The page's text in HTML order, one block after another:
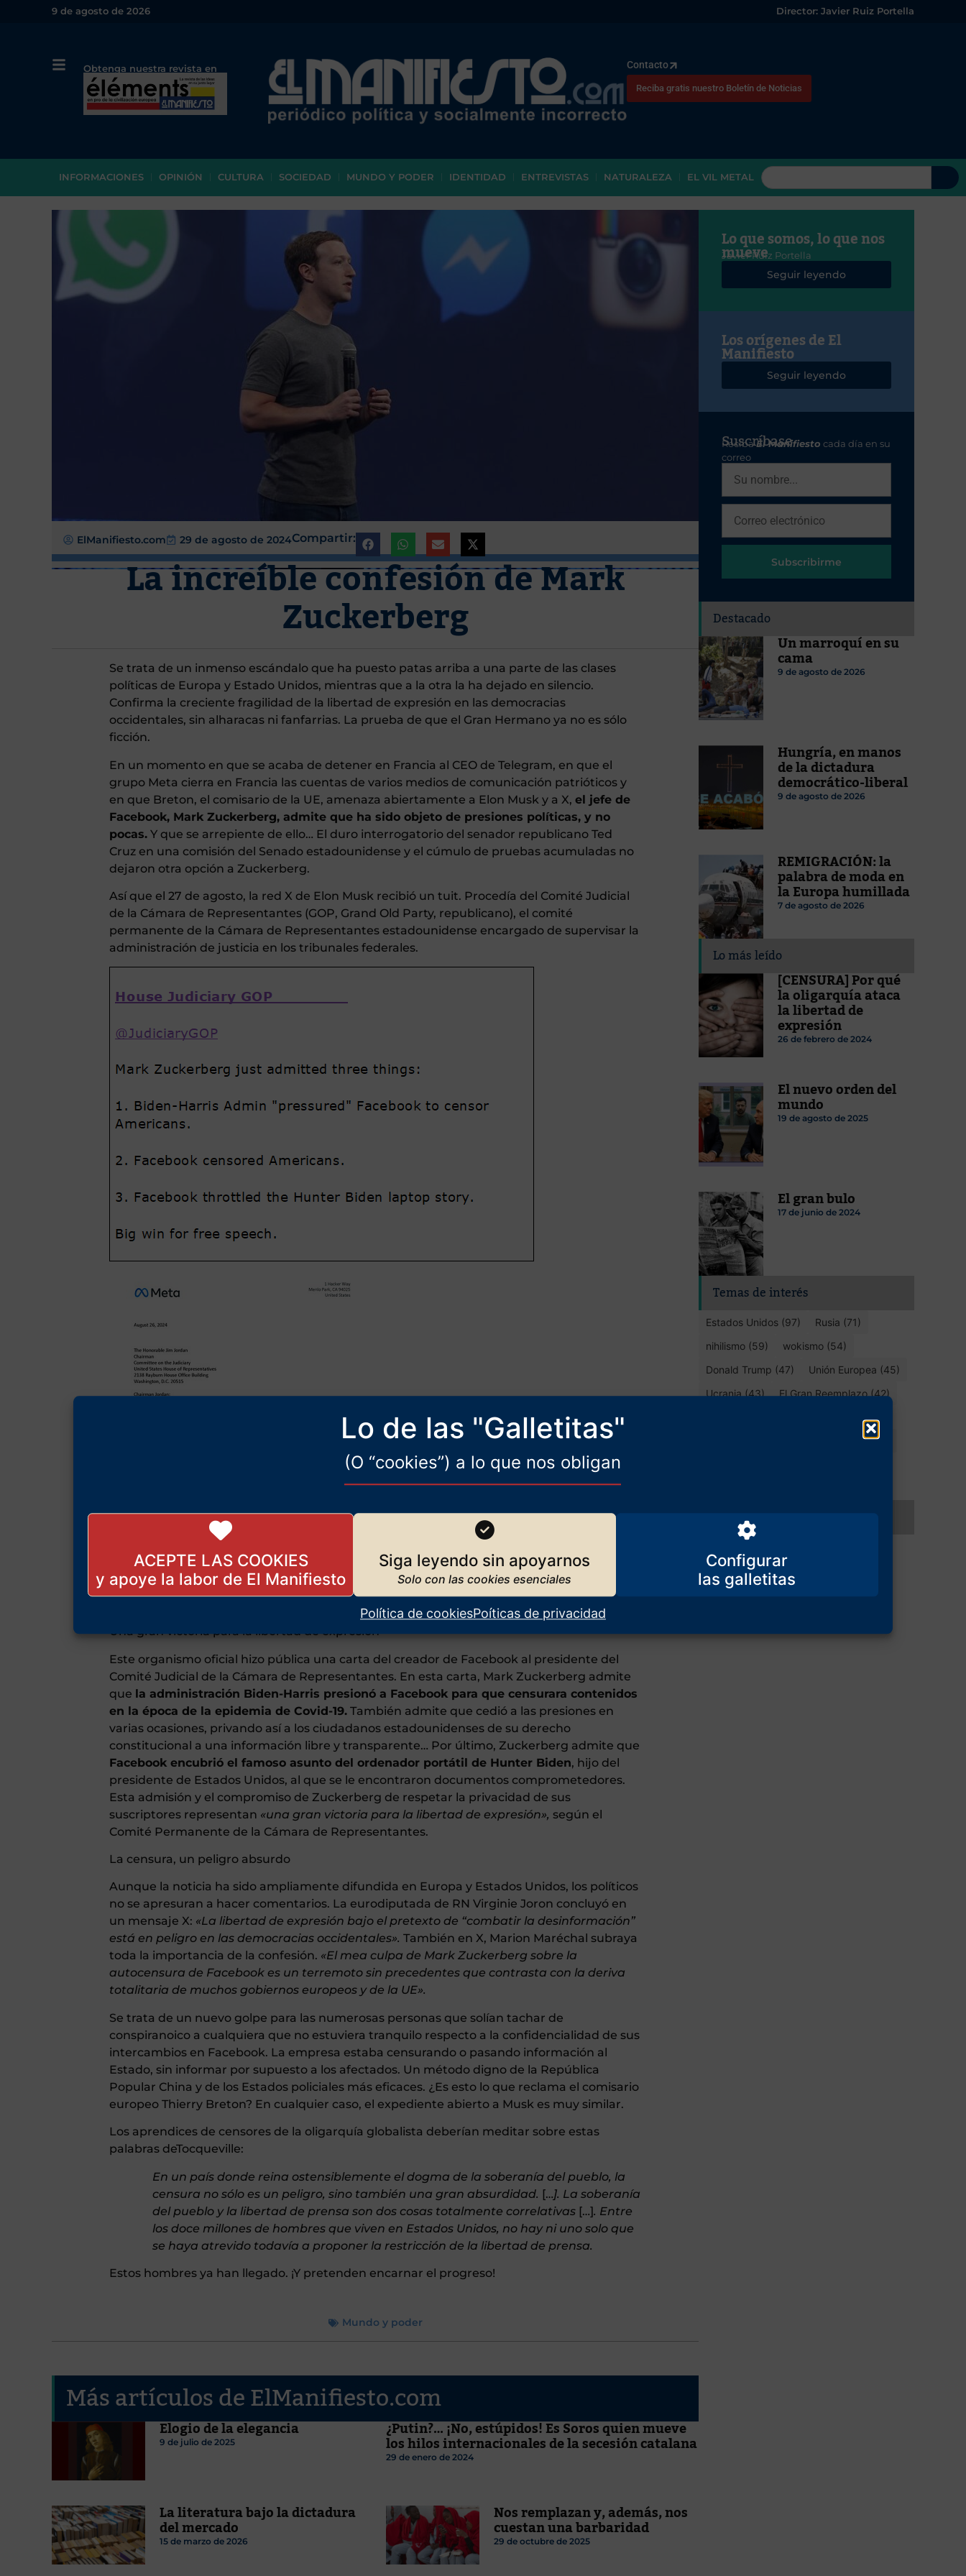
Lo de las "Galletitas"
(O “cookies”) a lo que nos obligan
ACEPTE LAS COOKIES Siga leyendo sin apoyarnos Configurar
Política de cookiesPoíticas de privacidad
9 de agosto de 2026 Director: Javier Ruiz Portella
Obtenga nuestra revista en
papel o en PDF
Contacto
Reciba gratis nuestro Boletín de Noticias
INFORMACIONES OPINIÓN CULTURA SOCIEDAD MUNDO Y PODER IDENTIDAD ENTREVISTAS NATURALEZA EL VIL METAL
ElManifiesto.com 29 de agosto de 2024Compartir:
La increíble confesión de Mark
Zuckerberg
Se trata de un inmenso escándalo que ha puesto patas arriba a una parte de las clases
políticas de Europa y Estado Unidos, mientras que a la otra la ha dejado en silencio.
Confirma la creciente fragilidad de la libertad de expresión en las democracias
occidentales, sin alharacas ni fanfarrias. La prueba de que el Gran Hermano ya no es sólo
ficción.
En un momento en que se acaba de detener en Francia al CEO de Telegram, en que el
grupo Meta cierra en Francia las cuentas de varios medios de comunicación patrióticos y
en que Breton, el comisario de la UE, amenaza abiertamente a Elon Musk y a X, el jefe de
Facebook, Mark Zuckerberg, admite que ha sido objeto de presiones políticas, y no
pocas. Y que se arrepiente de ello… El duro interrogatorio del senador republicano Ted
Cruz en una comisión del Senado estadounidense y el cúmulo de pruebas acumuladas no
dejaron otra opción a Zuckerberg.
Así que el 27 de agosto, la red X de Elon Musk recibió un tuit. Procedía del Comité Judicial
de la Cámara de Representantes (GOP, Grand Old Party, republicano), el comité
permanente de la Cámara de Representantes estadounidense encargado de supervisar la
administración de justicia en los tribunales federales.
Una gran victoria para la libertad de expresión
Este organismo oficial hizo pública una carta del creador de Facebook al presidente del
Comité Judicial de la Cámara de Representantes. En esta carta, Mark Zuckerberg admite
que la administración Biden-Harris presionó a Facebook para que censurara contenidos
en la época de la epidemia de Covid-19. También admite que cedió a las presiones en
varias ocasiones, privando así a los ciudadanos estadounidenses de su derecho
constitucional a una información libre y transparente… Por último, Zuckerberg admite que
Facebook encubrió el famoso asunto del ordenador portátil de Hunter Biden, hijo del
presidente de Estados Unidos, al que se le encontraron documentos comprometedores.
Esta admisión y el compromiso de Zuckerberg de respetar la privacidad de sus
suscriptores representan «una gran victoria para la libertad de expresión», según el
Comité Permanente de la Cámara de Representantes.
La censura, un peligro absurdo
Aunque la noticia ha sido ampliamente difundida en Europa y Estados Unidos, los políticos
no se apresuran a hacer comentarios. La eurodiputada de RN Virginie Joron concluyó en
un mensaje X: «La libertad de expresión bajo el pretexto de “combatir la desinformación”
está en peligro en las democracias occidentales». También en X, Marion Maréchal subraya
toda la importancia de la confesión. «El mea culpa de Mark Zuckerberg sobre la
autocensura de Facebook es un terremoto sin precedentes que contrasta con la deriva
totalitaria de muchos gobiernos europeos y de la UE».
Se trata de un nuevo golpe para las numerosas personas que solían tachar de
conspiranoico a cualquiera que no estuviera tranquilo respecto a la confidencialidad de sus
intercambios en Facebook. La empresa estaba censurando o pasando información al
Estado, sin informar por supuesto a los afectados. Un método digno de la República
Popular China y de los Estados policiales más eficaces. ¿Es esto lo que reclama el comisario
europeo Thierry Breton? En cualquier caso, el expediente abierto a Musk es muy similar.
Los aprendices de censores de la oligarquía globalista deberían meditar sobre estas
palabras deTocqueville:
En un país donde reina ostensiblemente el dogma de la soberanía del pueblo, la
censura no sólo es un peligro, sino también una gran absurdidad. […]. La soberanía
del pueblo y la libertad de prensa son dos cosas totalmente correlativas […]. Entre
los doce millones de hombres que viven en Estados Unidos, no hay ni uno solo que
se haya atrevido todavía a proponer la restricción de la libertad de prensa.
Estos hombres ya han llegado. ¡Y pretenden encarnar el progreso!
Mundo y poder
Más artículos de ElManifiesto.com
Elogio de la elegancia
9 de julio de 2025
¿Putin?… ¡No, estúpidos! Es Soros quien mueve
los hilos internacionales de la secesión catalana
29 de enero de 2024
La literatura bajo la dictadura
del mercado
15 de marzo de 2026
Nos remplazan y, además, nos
cuestan una barbaridad
29 de octubre de 2025
Lo que somos, lo que nos
mueve
Javier Ruiz Portella
Seguir leyendo
Los orígenes de El
Manifiesto
Seguir leyendo
Suscríbase
RecibaEl Manifiesto cada día en su
correo
Subscribirme
Destacado
Un marroquí en su
cama
9 de agosto de 2026
Hungría, en manos
de la dictadura
democrático-liberal
9 de agosto de 2026
REMIGRACIÓN: la
palabra de moda en
la Europa humillada
7 de agosto de 2026
Lo más leído
[CENSURA] Por qué
la oligarquía ataca
la libertad de
expresión
26 de febrero de 2024
El nuevo orden del
mundo
19 de agosto de 2025
El gran bulo
17 de junio de 2024
Temas de interés
Estados Unidos (97)
Rusia (71)
nihilismo (59)
wokismo (54)
Donald Trump (47)
Unión Europea (45)
Ucrania (43)
El Gran Reemplazo (42)
democracia (38)
Invasión migratoria (30)
Compartir este artículo